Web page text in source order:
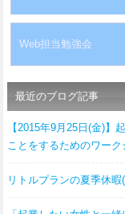
Web担当勉強会
最近のブログ記事
【2015年9月25日(金)】
ことをするためのワー
リトルプランの夏季休